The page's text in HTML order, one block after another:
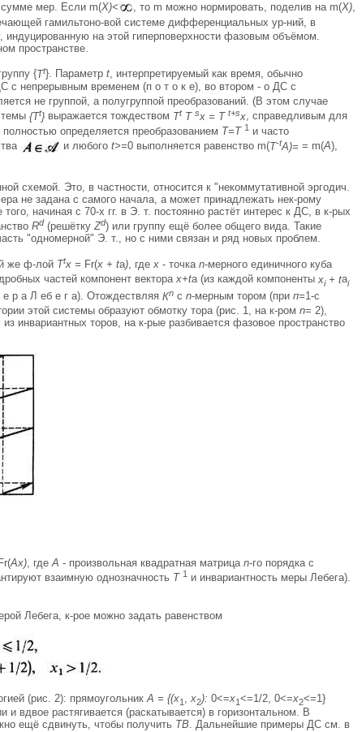
сумме мер. Если m(Х)< , то m можно нормировать, поделив на m(X),
гамильтоно-вой системе дифференциальных ур-ний, в
индуцированную на этой гиперповерхности фазовым объёмом.
пространстве.
{Tt}. Параметр t, интерпретируемый как время, обычно
с непрерывным временем (п о т о к е), во втором - о ДС с
не группой, а полугруппой преобразований. (В этом случае
{Тt} выражается тождеством Тt T sx = T t+sx, справедливым для
полностью определяется преобразованием Т=Т 1 и часто
и любого t>=0 выполняется равенство m(Т-tА)= = m(A),
схемой. Это, в частности, относится к "некоммутативной эргодич.
не задана с самого начала, а может принадлежать нек-рому
начиная с 70-х гг. в Э. т. постоянно растёт интерес к ДС, в к-рых
Rd (решёткуZd) или группу ещё более общего вида. Такие
"одномерной" Э. т., но с ними связан и ряд новых проблем.
же ф-лой Тtх = Fr(х + ta), гдех - точка n-мерного единичного куба
частей компонент векторах+ta (из каждой компоненты xi+ tai
р а Л еб е г а). Отождествляя Кn с n-мерным тором (при п=1-с
этой системы образуют обмотку тора (рис. 1, на к-ром n= 2),
инвариантных торов, на к-рые разбивается фазовое пространство
Fr(Ax), гдеА - произвольная квадратная матрица n-го порядка с
взаимную однозначность Т 1 и инвариантность меры Лебега).
Лебега, к-рое можно задать равенством
(рис. 2): прямоугольник A = {(x1 х2): 0<=x1<=1/2, 0<=х2<=1}
вдвое растягивается (раскатывается) в горизонтальном. В
ещё сдвинуть, чтобы получить ТВ. Дальнейшие примеры ДС см. в